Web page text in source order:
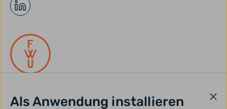
Als Anwendung installieren
gefördert durch: